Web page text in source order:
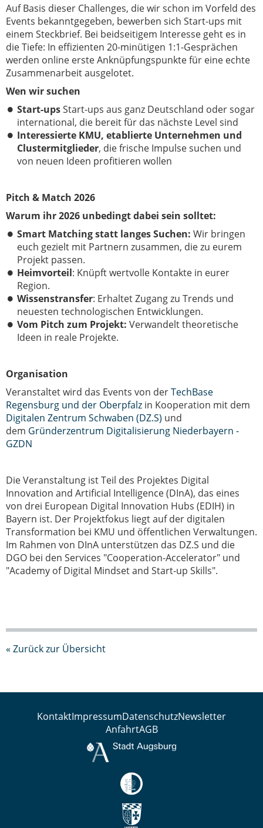
Auf Basis dieser Challenges, die wir schon im Vorfeld des
Events bekanntgegeben, bewerben sich Start-ups mit
einem Steckbrief. Bei beidseitigem Interesse geht es in
die Tiefe: In effizienten 20-minütigen 1:1-Gesprächen
werden online erste Anknüpfungspunkte für eine echte
Zusammenarbeit ausgelotet.
Wen wir suchen
Start-upsStart-ups aus ganz Deutschland oder sogar
international, die bereit für das nächste Level sind
Interessierte KMU, etablierte Unternehmen und
Clustermitglieder, die frische Impulse suchen und
von neuen Ideen profitieren wollen
Pitch & Match 2026
Warum ihr 2026 unbedingt dabei sein solltet:
Smart Matching statt langes Suchen: Wir bringen
euch gezielt mit Partnern zusammen, die zu eurem
Projekt passen.
Heimvorteil: Knüpft wertvolle Kontakte in eurer
Region.
Wissenstransfer: Erhaltet Zugang zu Trends und
neuesten technologischen Entwicklungen.
Vom Pitch zum Projekt: Verwandelt theoretische
Ideen in reale Projekte.
Organisation
Veranstaltet wird das Events von derTechBase
Regensburg und der Oberpfalz in Kooperation mit dem
Digitalen Zentrum Schwaben (DZ.S) und
dem Gründerzentrum Digitalisierung Niederbayern -
GZDN
Die Veranstaltung ist Teil des Projektes Digital
Innovation and Artificial Intelligence (DInA), das eines
von drei European Digital Innovation Hubs (EDIH) in
Bayern ist. Der Projektfokus liegt auf der digitalen
Transformation bei KMU und öffentlichen Verwaltungen.
Im Rahmen von DInA unterstützen das DZ.S und die
DGO bei den Services "Cooperation-Accelerator" und
"Academy of Digital Mindset and Start-up Skills".
« Zurück zur Übersicht
KontaktImpressumDatenschutzNewsletter
AnfahrtAGB